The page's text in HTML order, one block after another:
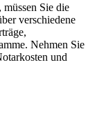
Sie die
verschiedene
Nehmen Sie
und